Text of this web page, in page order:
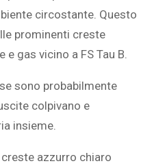
circostante. Questo
prominenti creste
gas vicino a FS Tau B.
sono probabilmente
colpivano e
insieme.
azzurro chiaro